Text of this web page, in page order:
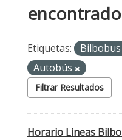
Etiquetas: Bilbobus
Autobús
Filtrar Resultados
Horario Lineas